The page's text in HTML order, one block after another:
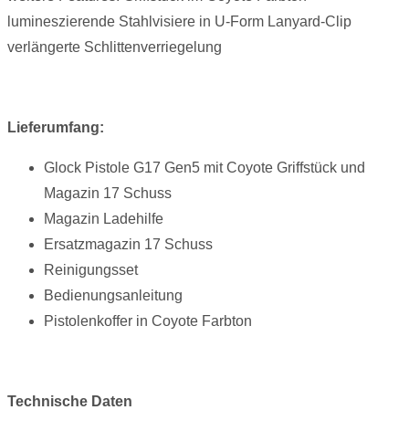
lumineszierende Stahlvisiere in U-Form Lanyard-Clip
verlängerte Schlittenverriegelung
Lieferumfang:
Glock Pistole G17 Gen5 mit Coyote Griffstück und
Magazin 17 Schuss
Magazin Ladehilfe
Ersatzmagazin 17 Schuss
Reinigungsset
Bedienungsanleitung
Pistolenkoffer in Coyote Farbton
Technische Daten